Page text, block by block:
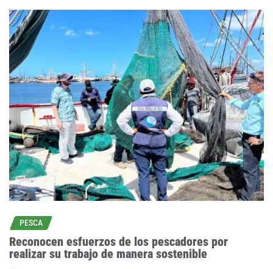
PESCA
Reconocen esfuerzos de los pescadores por
realizar su trabajo de manera sostenible